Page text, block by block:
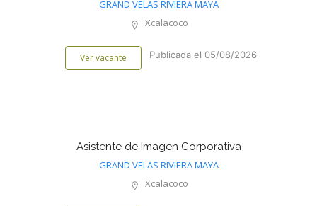
GRAND VELAS RIVIERA MAYA
Xcalacoco
Ver vacante Publicada el 05/08/2026
Asistente de Imagen Corporativa
GRAND VELAS RIVIERA MAYA
Xcalacoco